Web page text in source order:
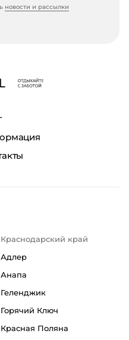
новости и рассылки
Краснодарский край
Адлер
Анапа
Геленджик
Горячий Ключ
Красная Поляна